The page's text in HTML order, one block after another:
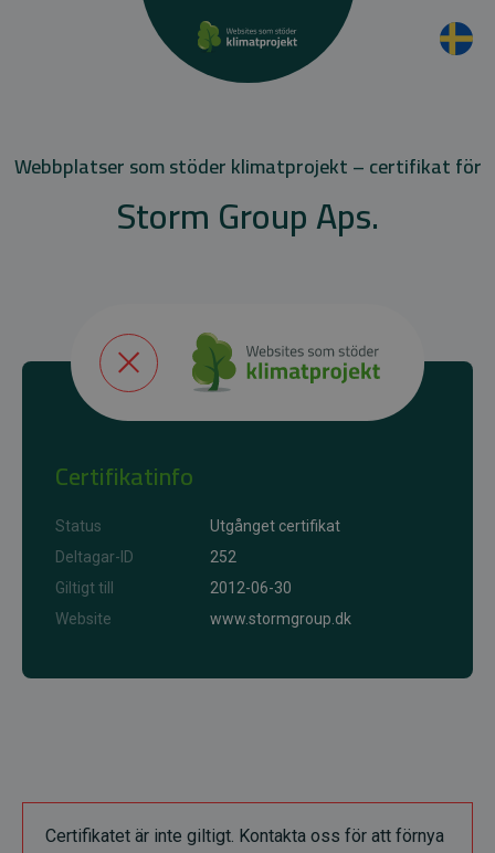
Webbplatser som stöder klimatprojekt – certifikat för
Storm Group Aps.
Certifikatinfo
Status
Utgånget certifikat
Deltagar-ID
252
Giltigt till
2012-06-30
Website
www.stormgroup.dk
Certifikatet är inte giltigt. Kontakta oss för att förnya